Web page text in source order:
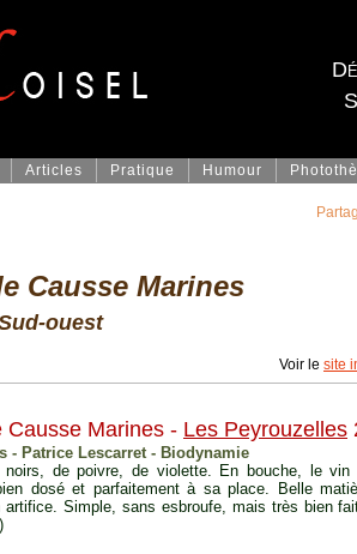
Articles Pratique Humour
Causse Marines
ouest
Voir le site
Causse Marines - Les Peyrouzelles
- Patrice Lescarret - Biodynamie
de poivre, de violette. En bouche, le vin
dosé et parfaitement à sa place. Belle
artifice. Simple, sans esbroufe, mais très bien